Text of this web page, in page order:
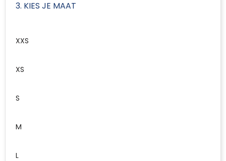
3. KIES JE MAAT
XXS
XS
S
M
L